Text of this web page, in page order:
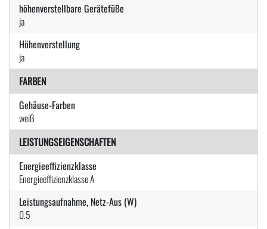
höhenverstellbare Gerätefüße
ja
Höhenverstellung
ja
FARBEN
Gehäuse-Farben
weiß
LEISTUNGSEIGENSCHAFTEN
Energieeffizienzklasse
Energieeffizienzklasse A
Leistungsaufnahme, Netz-Aus (W)
0.5